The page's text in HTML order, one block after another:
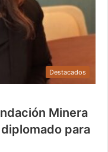
Destacados
Minera
para